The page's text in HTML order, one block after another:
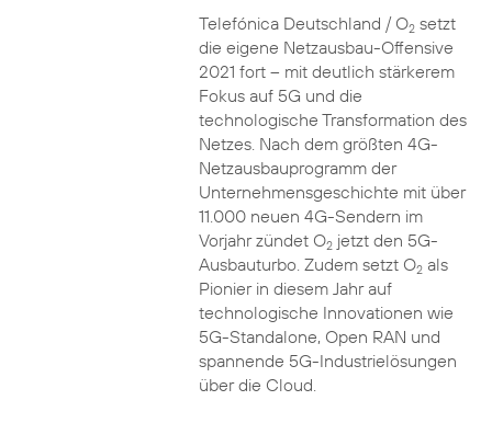
Telefónica Deutschland / O2setzt
die eigene Netzausbau-Offensive
2021 fort – mit deutlich stärkerem
Fokus auf 5G und die
technologische Transformation des
Netzes. Nach dem größten 4G-
Netzausbauprogramm der
Unternehmensgeschichte mit über
11.000 neuen 4G-Sendern im
Vorjahr zündet O2jetzt den 5G-
Ausbauturbo. Zudem setzt O2als
Pionier in diesem Jahr auf
technologische Innovationen wie
5G-Standalone, Open RAN und
spannende 5G-Industrielösungen
über die Cloud.